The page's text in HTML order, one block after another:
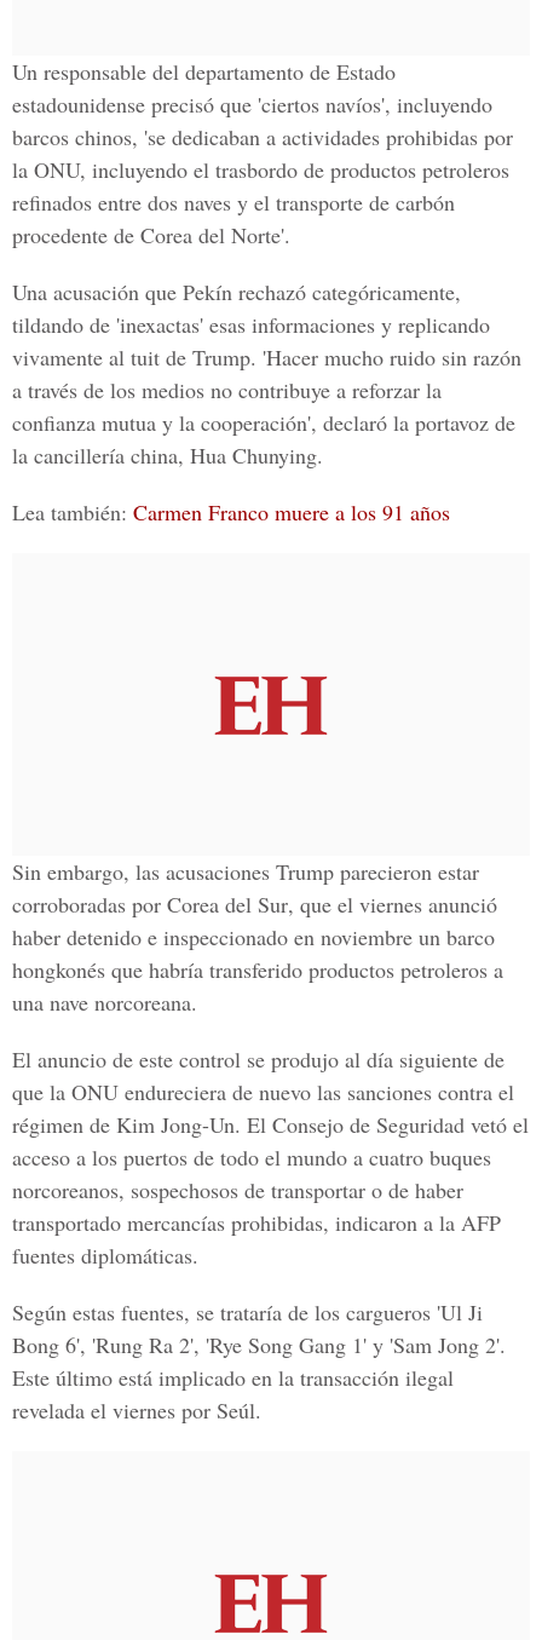
Un responsable del departamento de Estado
estadounidense precisó que 'ciertos navíos', incluyendo
barcos chinos, 'se dedicaban a actividades prohibidas por
la ONU, incluyendo el trasbordo de productos petroleros
refinados entre dos naves y el transporte de carbón
procedente de Corea del Norte'.
Una acusación que Pekín rechazó categóricamente,
tildando de 'inexactas' esas informaciones y replicando
vivamente al tuit de Trump. 'Hacer mucho ruido sin razón
a través de los medios no contribuye a reforzar la
confianza mutua y la cooperación', declaró la portavoz de
la cancillería china, Hua Chunying.
Lea también: Carmen Franco muere a los 91 años
Sin embargo, las acusaciones Trump parecieron estar
corroboradas por Corea del Sur, que el viernes anunció
haber detenido e inspeccionado en noviembre un barco
hongkonés que habría transferido productos petroleros a
una nave norcoreana.
El anuncio de este control se produjo al día siguiente de
que la ONU endureciera de nuevo las sanciones contra el
régimen de Kim Jong-Un. El Consejo de Seguridad vetó el
acceso a los puertos de todo el mundo a cuatro buques
norcoreanos, sospechosos de transportar o de haber
transportado mercancías prohibidas, indicaron a la AFP
fuentes diplomáticas.
Según estas fuentes, se trataría de los cargueros 'Ul Ji
Bong 6', 'Rung Ra 2', 'Rye Song Gang 1' y 'Sam Jong 2'.
Este último está implicado en la transacción ilegal
revelada el viernes por Seúl.